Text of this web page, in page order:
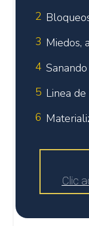
2
3 Miedos,
4
5 Linea
6
Clic